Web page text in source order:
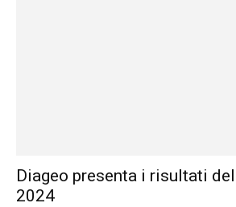
Diageo presenta i risultati
2024